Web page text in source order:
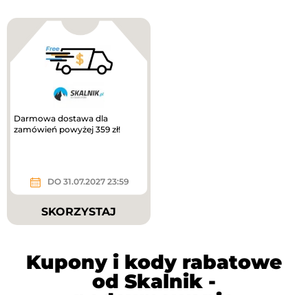
Darmowa dostawa dla
zamówień powyżej 359 zł!
DO 31.07.2027 23:59
SKORZYSTAJ
Kupony i kody rabatowe
od Skalnik -